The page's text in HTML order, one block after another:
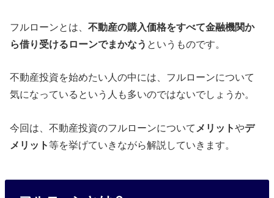
フルローンとは、不動産の購入価格をすべて金融機関か
ら借り受けるローンでまかなう というものです。
不動産投資を始めたい人の中には、フルローンについて
気になっているという人も多いのではないでしょうか。
今回は、不動産投資のフルローンについて メリットやデ
メリット等を挙げていきながら解説していきます。